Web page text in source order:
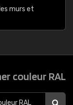
murs et
couleur RAL